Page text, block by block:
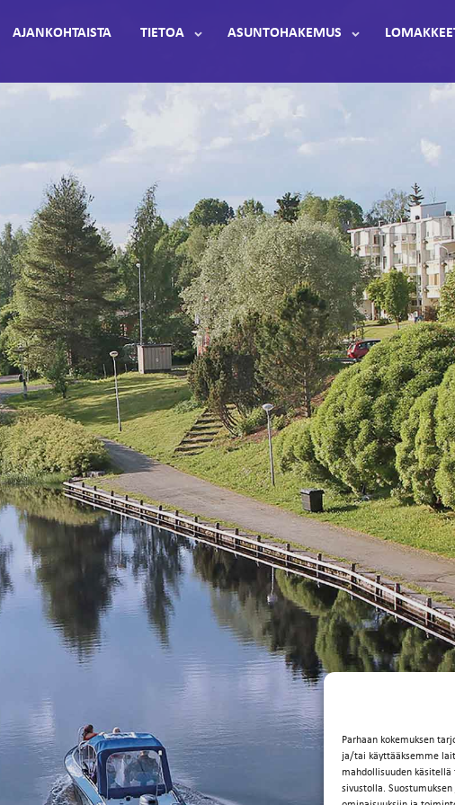
Parhaan kokemuksen
ja/tai käyttääksemme
mahdollisuuden
sivustolla.
AJANKOHTAISTA TIETOA ASUNTOHAKEMUS